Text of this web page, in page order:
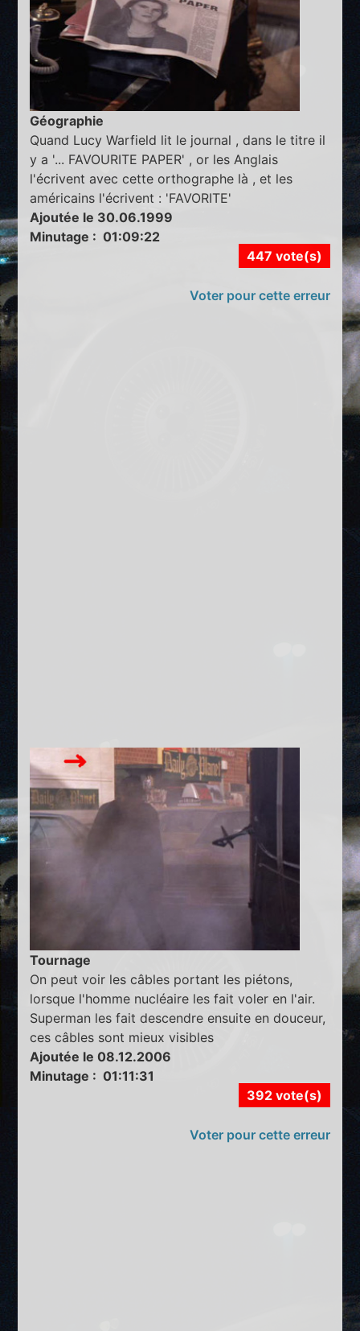
Géographie
Quand Lucy Warfield lit le journal , dans le titre il
y a '... FAVOURITE PAPER' , or les Anglais
l'écrivent avec cette orthographe là , et les
américains l'écrivent : 'FAVORITE'
Ajoutée le 30.06.1999
Minutage : 01:09:22
447 vote(s)
Voter pour cette erreur
Tournage
On peut voir les câbles portant les piétons,
lorsque l'homme nucléaire les fait voler en l'air.
Superman les fait descendre ensuite en douceur,
ces câbles sont mieux visibles
Ajoutée le 08.12.2006
Minutage : 01:11:31
392 vote(s)
Voter pour cette erreur